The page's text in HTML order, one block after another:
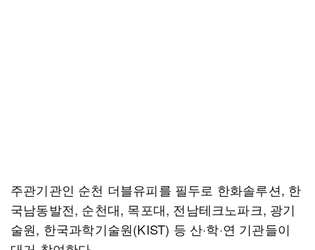
주관기관인 순천 더블유피를 필두로 한화솔루션, 한
국남동발전, 순천대, 목포대, 전남테크노파크, 광기
술원, 한국과학기술원(KIST) 등 산·학·연 기관들이